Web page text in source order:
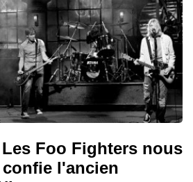
Les Foo Fighters nous
l'ancien